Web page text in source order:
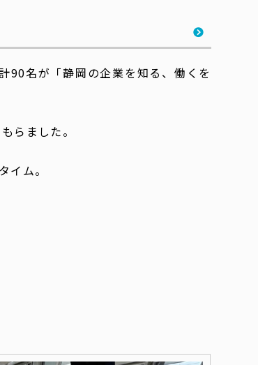
90名が「静岡の企業を知る、働くを
らました。
ム。